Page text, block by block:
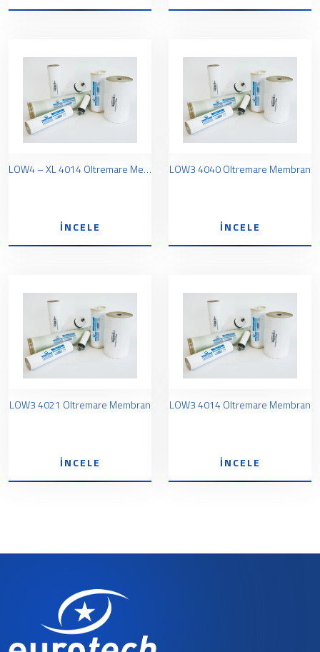
LOW4 – XL 4014 Oltremare Membran
İNCELE
LOW3 4040 Oltremare Membran
İNCELE
LOW3 4021 Oltremare Membran
İNCELE
LOW3 4014 Oltremare Membran
İNCELE